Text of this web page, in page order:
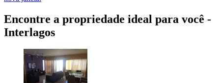
Encontre a propriedade ideal para você -
Interlagos